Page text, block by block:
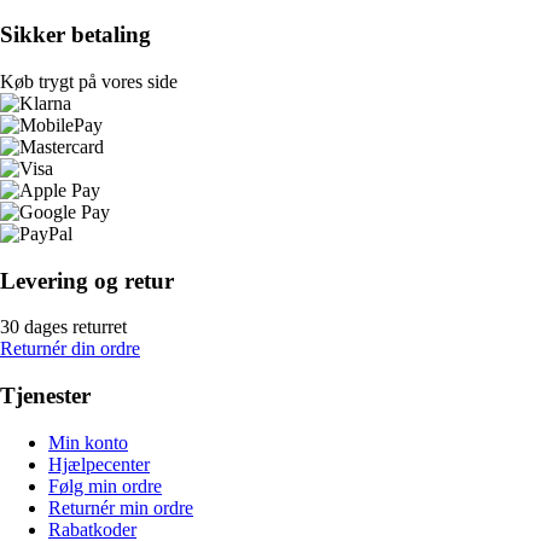
Sikker betaling
Køb trygt på vores side
Levering og retur
30 dages returret
Returnér din ordre
Tjenester
Min konto
Hjælpecenter
Følg min ordre
Returnér min ordre
Rabatkoder